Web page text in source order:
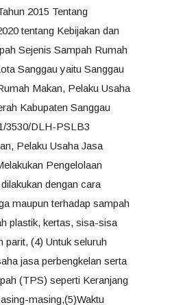
2015 Tentang
tentang Kebijakan dan
Sejenis Sampah Rumah
Sanggau yaitu Sanggau
Makan, Pelaku Usaha
Kabupaten Sanggau
3530/DLH-PSLB3
Pelaku Usaha Jasa
Pengelolaan
dengan cara
maupun terhadap sampah
plastik, kertas, sisa-sisa
parit, (4) Untuk seluruh
jasa perbengkelan serta
(TPS) seperti Keranjang
masing,(5)Waktu